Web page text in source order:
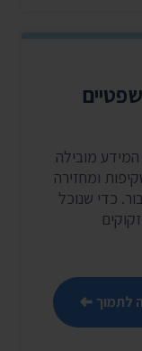
מובילה
ומחזירה
כדי שנוכל
לתמוך